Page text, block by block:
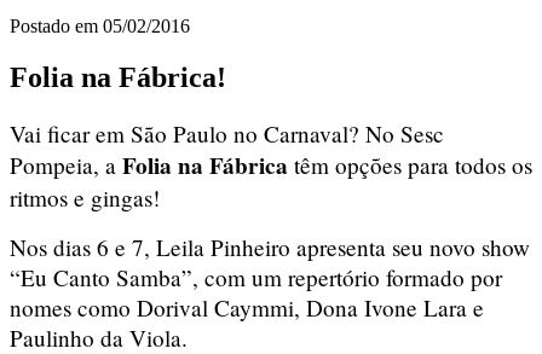
Postado em 05/02/2016
Folia na Fábrica!
Vai ficar em São Paulo no Carnaval? No Sesc
Pompeia, a Folia na Fábrica têm opções para todos os
ritmos e gingas!
Nos dias 6 e 7, Leila Pinheiro apresenta seu novo show
“Eu Canto Samba”, com um repertório formado por
nomes como Dorival Caymmi, Dona Ivone Lara e
Paulinho da Viola.